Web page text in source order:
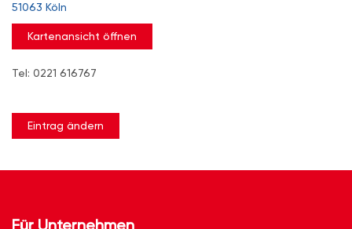
51063 Köln
Kartenansicht öffnen
Tel: 0221 616767
Eintrag ändern
Für Unternehmen